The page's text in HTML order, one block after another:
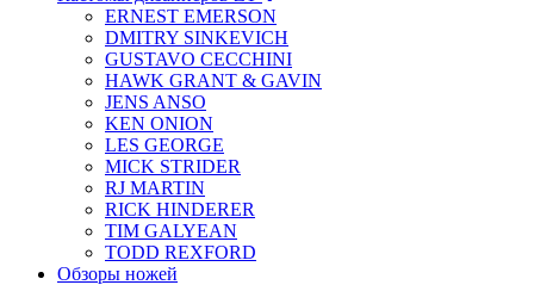
ERNEST EMERSON
DMITRY SINKEVICH
GUSTAVO CECCHINI
HAWK GRANT & GAVIN
JENS ANSO
KEN ONION
LES GEORGE
MICK STRIDER
RJ MARTIN
RICK HINDERER
TIM GALYEAN
TODD REXFORD
Обзоры ножей